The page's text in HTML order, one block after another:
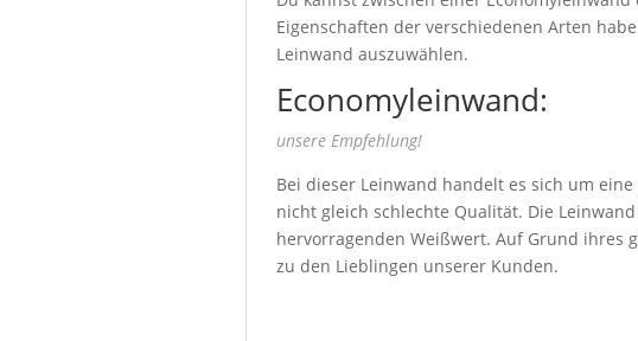
Eigenschaften der verschiedenen Arten
Leinwand auszuwählen.
Economyleinwand:
unsere Empfehlung!
Bei dieser Leinwand handelt es sich um
nicht gleich schlechte Qualität. Die
hervorragenden Weißwert. Auf Grund ihres
zu den Lieblingen unserer Kunden.